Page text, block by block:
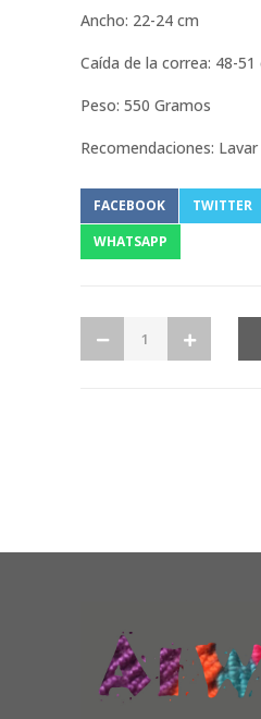
Ancho: 22-24 cm
Caída de la correa: 48-51
Peso: 550 Gramos
Recomendaciones:
FACEBOOK TWITTER
WHATSAPP